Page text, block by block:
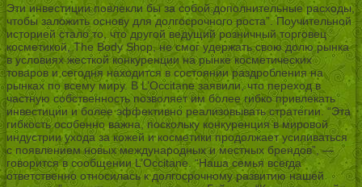
Эти инвестиции повлекли бы за собой дополнительные расходы,
чтобы заложить основу для долгосрочного роста”. Поучительной
историей стало то, что другой ведущий розничный торговец
косметикой, The Body Shop, не смог удержать свою долю рынка
в условиях жесткой конкуренции на рынке косметических
товаров и сегодня находится в состоянии раздробления на
рынках по всему миру. В L’Occitane заявили, что переход в
частную собственность позволяет им более гибко привлекать
инвестиции и более эффективно реализовывать стратегии. “Эта
гибкость особенно важна, поскольку конкуренция в мировой
индустрии ухода за кожей и косметики продолжает усиливаться
с появлением новых международных и местных брендов”, —
говорится в сообщении L’Occitane. “Наша семья всегда
ответственно относилась к долгосрочному развитию нашей